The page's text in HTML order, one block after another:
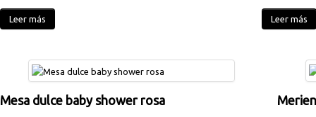
Leer más Leer más
Mesa dulce baby shower rosa